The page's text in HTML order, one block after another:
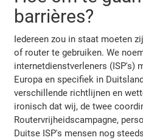
barrières?
Iedereen zou in staat moeten
of router te gebruiken. We
internetdienstverleners (ISP's)
Europa en specifiek in
verschillende richtlijnen en
ironisch dat wij, de twee
Routervrijheidscampagne,
Duitse ISP's mensen nog